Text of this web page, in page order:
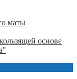
маты
основе